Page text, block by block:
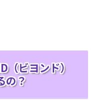
（ビヨンド）
の？